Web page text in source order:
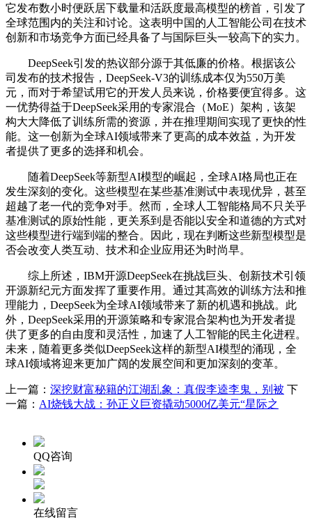
它发布数小时便跃居下载量和活跃度最高模型的榜首，引发了
全球范围内的关注和讨论。这表明中国的人工智能公司在技术
创新和市场竞争方面已经具备了与国际巨头一较高下的实力。
DeepSeek引发的热议部分源于其低廉的价格。根据该公
司发布的技术报告，DeepSeek-V3的训练成本仅为550万美
元，而对于希望试用它的开发人员来说，价格要便宜得多。这
一优势得益于DeepSeek采用的专家混合（MoE）架构，该架
构大大降低了训练所需的资源，并在推理期间实现了更快的性
能。这一创新为全球AI领域带来了更高的成本效益，为开发
者提供了更多的选择和机会。
随着DeepSeek等新型AI模型的崛起，全球AI格局也正在
发生深刻的变化。这些模型在某些基准测试中表现优异，甚至
超越了老一代的竞争对手。然而，全球人工智能格局不只关乎
基准测试的原始性能，更关系到是否能以安全和道德的方式对
这些模型进行端到端的整合。因此，现在判断这些新型模型是
否会改变人类互动、技术和企业应用还为时尚早。
综上所述，IBM开源DeepSeek在挑战巨头、创新技术引领
开源新纪元方面发挥了重要作用。通过其高效的训练方法和推
理能力，DeepSeek为全球AI领域带来了新的机遇和挑战。此
外，DeepSeek采用的开源策略和专家混合架构也为开发者提
供了更多的自由度和灵活性，加速了人工智能的民主化进程。
未来，随着更多类似DeepSeek这样的新型AI模型的涌现，全
球AI领域将迎来更加广阔的发展空间和更加深刻的变革。
上一篇： 深挖财富秘籍的江湖乱象：真假李逵李鬼，别被 下
一篇： AI烧钱大战：孙正义巨资撬动5000亿美元“星际之
QQ咨询
在线留言